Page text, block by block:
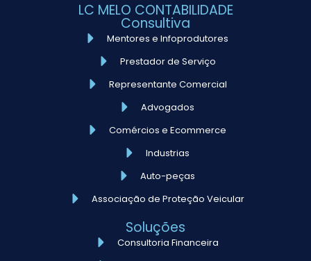
LC MELO CONTABILIDADE
Consultiva
Mentores e Infoprodutores
Prestador de Serviço
Representante Comercial
Advogados
Comércios e Ecommerce
Industrias
Auto-peças
Associação de Proteção Veicular
Soluções
Consultoria Financeira